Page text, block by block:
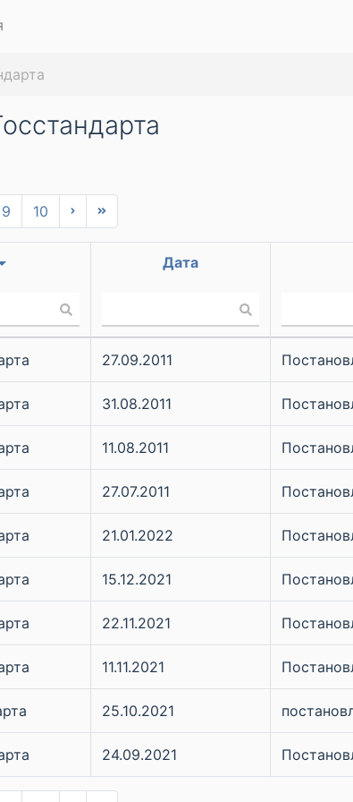
9 10
Дата
27.09.2011
31.08.2011
11.08.2011
27.07.2011
21.01.2022
15.12.2021
22.11.2021
11.11.2021
25.10.2021
24.09.2021